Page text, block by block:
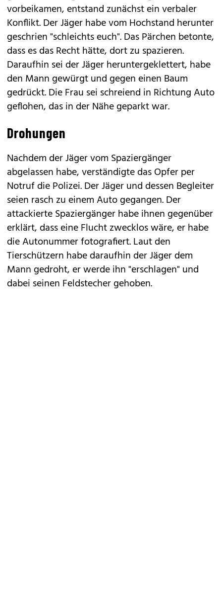
vorbeikamen, entstand zunächst ein verbaler
Konflikt. Der Jäger habe vom Hochstand herunter
geschrien "schleichts euch". Das Pärchen betonte,
dass es das Recht hätte, dort zu spazieren.
Daraufhin sei der Jäger heruntergeklettert, habe
den Mann gewürgt und gegen einen Baum
gedrückt. Die Frau sei schreiend in Richtung Auto
geflohen, das in der Nähe geparkt war.
Drohungen
Nachdem der Jäger vom Spaziergänger
abgelassen habe, verständigte das Opfer per
Notruf die Polizei. Der Jäger und dessen Begleiter
seien rasch zu einem Auto gegangen. Der
attackierte Spaziergänger habe ihnen gegenüber
erklärt, dass eine Flucht zwecklos wäre, er habe
die Autonummer fotografiert. Laut den
Tierschützern habe daraufhin der Jäger dem
Mann gedroht, er werde ihn "erschlagen" und
dabei seinen Feldstecher gehoben.